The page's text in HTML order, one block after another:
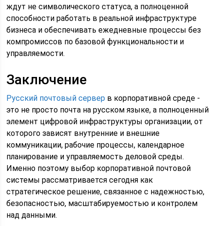
ждут не символического статуса, а полноценной
способности работать в реальной инфраструктуре
бизнеса и обеспечивать ежедневные процессы без
компромиссов по базовой функциональности и
управляемости.
Заключение
Русский почтовый сервер в корпоративной среде -
это не просто почта на русском языке, а полноценный
элемент цифровой инфраструктуры организации, от
которого зависят внутренние и внешние
коммуникации, рабочие процессы, календарное
планирование и управляемость деловой среды.
Именно поэтому выбор корпоративной почтовой
системы рассматривается сегодня как
стратегическое решение, связанное с надежностью,
безопасностью, масштабируемостью и контролем
над данными.